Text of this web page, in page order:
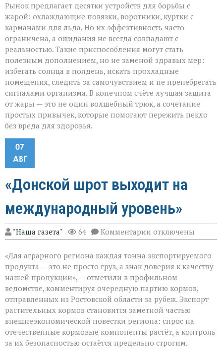
Рынок предлагает десятки устройств для борьбы с
жарой: охлаждающие повязки, воротники, куртки с
карманами для льда. Но их эффективность часто
ограничена, а ожидания не всегда совпадают с
реальностью. Такие приспособления могут стать
полезным дополнением, но не заменой здравых мер:
избегать солнца в полдень, искать прохладные
помещения, следить за самочувствием и не пренебрегать
сигналами организма. В конечном счёте лучшая защита
от жары — это не один волшебный трюк, а сочетание
простых привычек, которые помогают пережить пекло
без вреда для здоровья.
07
АВГ
«Донской шрот выходит на
международный уровень»
"Наша газета" 64 Комментарии к
записи
шрот
выходит
международный
уровень»
отключены
«Для аграрного региона каждая тонна экспортируемого
продукта — это не просто груз, а знак доверия к качеству
нашей продукции», — отметили в профильном
ведомстве, комментируя очередную партию кормов,
отправленных из Ростовской области за рубеж. Экспорт
растительных кормов становится заметной частью
внешнеэкономической повестки региона: спрос на
отечественные кормовые компоненты растёт, а контроль
за их безопасностью остаётся предельно строгим.